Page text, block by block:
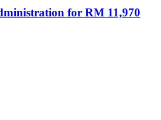
for RM 11,970